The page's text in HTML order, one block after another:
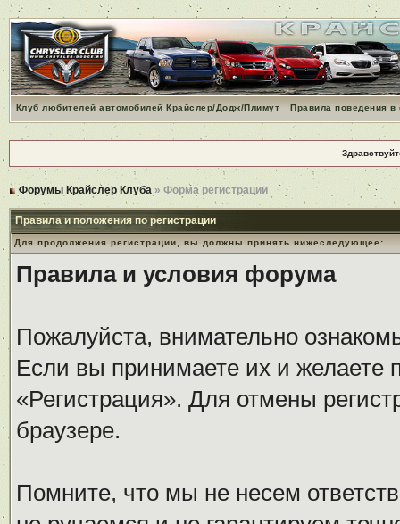
Клуб любителей автомобилей Крайслер/Додж/Плимут Правила поведения
Форумы Крайслер Клуба » Форма регистрации
Правила и положения по регистрации
Для продолжения регистрации, вы должны принять нижеследующее:
Правила и условия форума
Пожалуйста, внимательно
Если вы принимаете их и желаете
«Регистрация». Для отмены
браузере.
Помните, что мы не несем